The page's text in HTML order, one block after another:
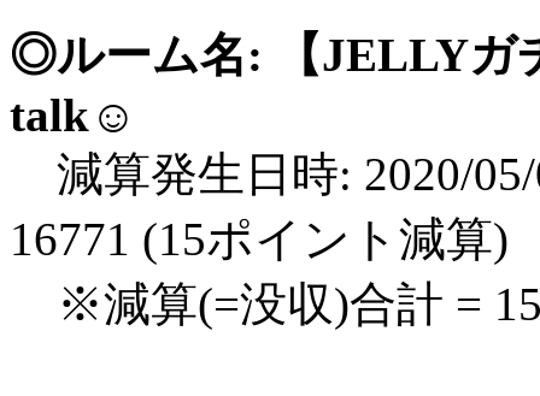
◎ルーム名: 【JELLYガ
talk☺︎
減算発生日時: 2020/
16771 (15ポイント減算)
※減算(=没収)合計 =